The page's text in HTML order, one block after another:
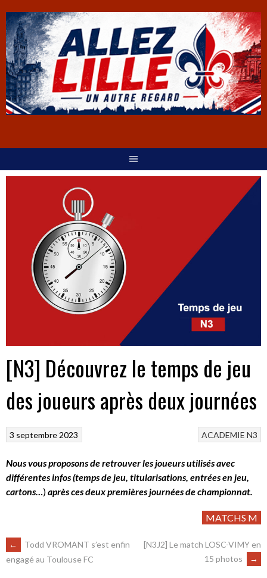
[N3] Découvrez le temps de jeu
des joueurs après deux journées
ACADEMIE N3
3 septembre 2023
Nous vous proposons de retrouver les joueurs utilisés avec
différentes infos (temps de jeu, titularisations, entrées en jeu,
cartons…)après ces deux premières journées de championnat.
MATCHS M
←
Todd VROMANT s’est enfin
engagé au Toulouse FC
[N3J2] Le match LOSC-VIMY en
15 photos
→